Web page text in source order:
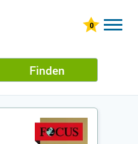
Finden